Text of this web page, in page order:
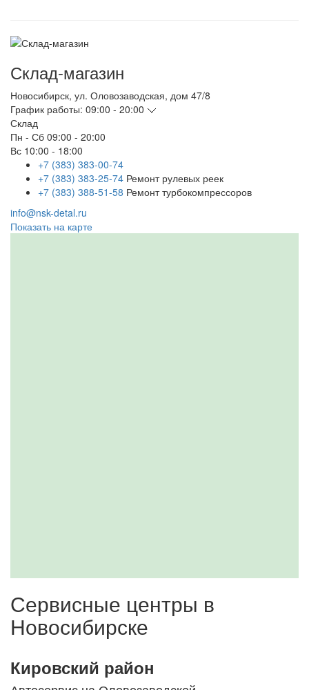
Склад-магазин
Новосибирск, ул. Оловозаводская, дом 47/8
График работы: 09:00 - 20:00
Склад
Пн - Сб 09:00 - 20:00
Вс 10:00 - 18:00
+7 (383) 383-00-74
+7 (383) 383-25-74 Ремонт рулевых реек
+7 (383) 388-51-58 Ремонт турбокомпрессоров
info@nsk-detal.ru
Показать на карте
Сервисные центры в
Новосибирске
Кировский район